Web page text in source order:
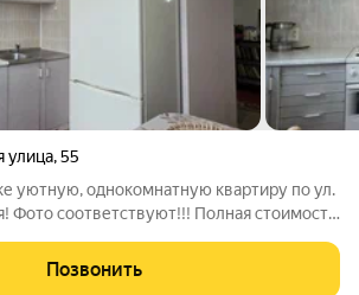
улица,55
уютную, однокомнатную квартиру по ул.
Фото соответствуют!!! Полная стоимость
все, что видите на фото, кроме дивана и
Позвонить